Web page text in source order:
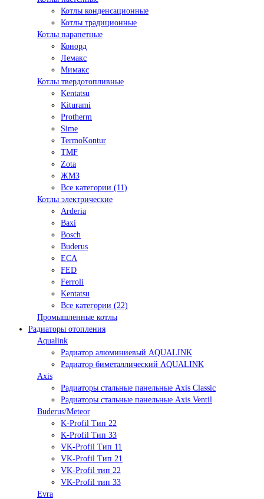
Котлы конденсационные
Котлы традиционные
Котлы парапетные
Конорд
Лемакс
Мимакс
Котлы твердотопливные
Kentatsu
Kiturami
Protherm
Sime
TermoKontur
TMF
Zota
ЖМЗ
Все категории (11)
Котлы электрические
Arderia
Baxi
Bosch
Buderus
ECA
FED
Ferroli
Kentatsu
Все категории (22)
Промышленные котлы
Радиаторы отопления
Aqualink
Радиатор алюминиевый AQUALINK
Радиатор биметаллический AQUALINK
Axis
Радиаторы стальные панельные Axis Classic
Радиаторы стальные панельные Axis Ventil
Buderus/Meteor
K-Profil Тип 22
K-Profil Тип 33
VK-Profil Тип 11
VK-Profil Тип 21
VK-Profil тип 22
VK-Profil тип 33
Evra